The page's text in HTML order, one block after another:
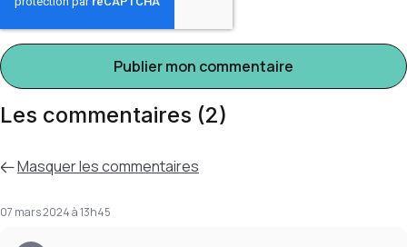
Les commentaires (2)
Masquerles commentaires
07 mars 2024 à 13h45